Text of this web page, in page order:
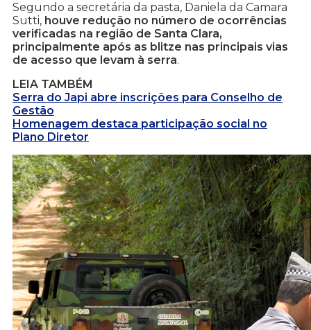
Segundo a secretária da pasta, Daniela da Camara
Sutti, houve redução no número de ocorrências
verificadas na região de Santa Clara,
principalmente após as blitze nas principais vias
de acesso que levam à serra.
LEIA TAMBÉM
Serra do Japi abre inscrições para Conselho de
Gestão
Homenagem destaca participação social no
Plano Diretor